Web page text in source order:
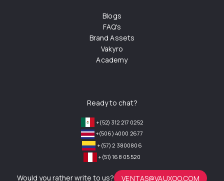
Blogs
FAQ's
Brand Assets
Vakyro
Academy
Ready to chat?
+(52) 312 217 0252
+(506) 4000 2677
+(57) 2 3800806
+(51) 168 05 520
Would you rather write to us? VENTAS@VAUXOO.COM